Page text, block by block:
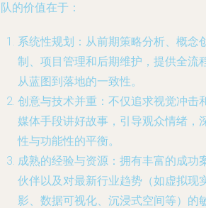
的价值在于：
系统性规划 ：从前期策略分析、概
制、项目管理和后期维护，提供全流
从蓝图到落地的一致性。
创意与技术并重 ：不仅追求视觉冲
媒体手段讲好故事，引导观众情绪，
性与功能性的平衡。
成熟的经验与资源 ：拥有丰富的成功
伙伴以及对最新行业趋势（如虚拟现
影、数据可视化、沉浸式空间等）的